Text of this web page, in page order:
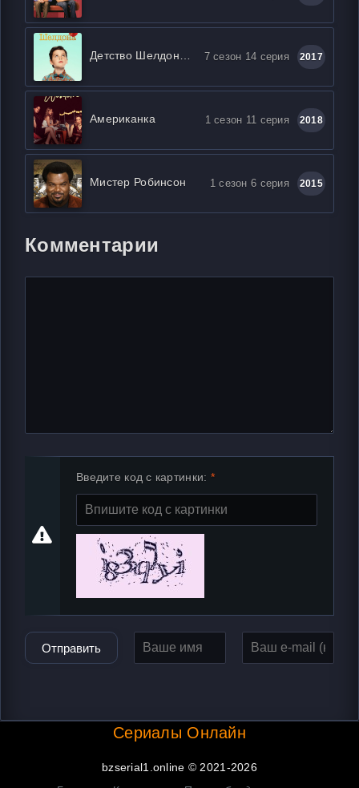
7 сезон 14 серия 2017
Американка 1 сезон 11 серия 2018
Мистер Робинсон 1 сезон 6 серия 2015
Комментарии
Введите код с картинки:
Отправить
Сериалы Онлайн
bzserial1.online © 2021-2026